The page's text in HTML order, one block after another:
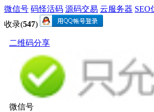
微信号 码怪活码 源码交易 云服务器 SEO
收录(547)
二维码分享
微信号